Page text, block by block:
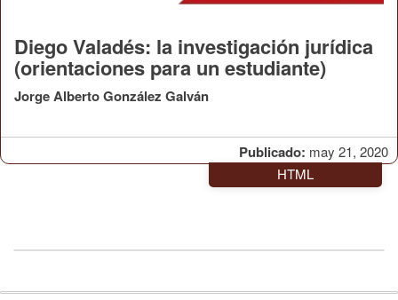
Publicado: may 21, 2020
Diego Valadés: la investigación jurídica
(orientaciones para un estudiante)
Jorge Alberto González Galván
HTML